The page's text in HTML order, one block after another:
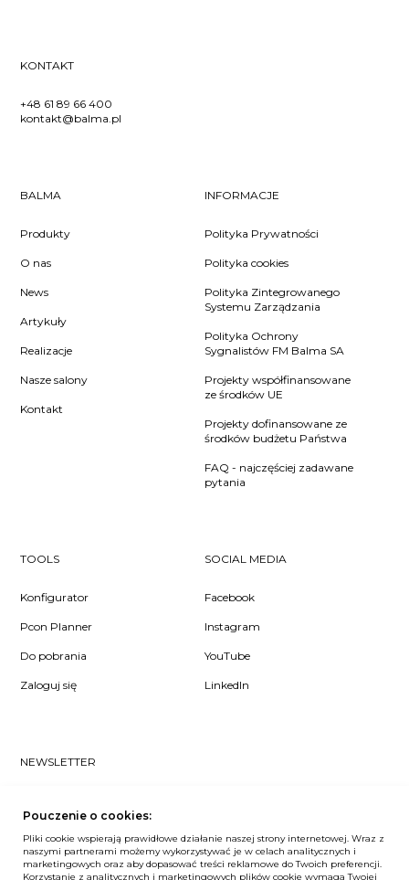
KONTAKT
+48 61 89 66 400
kontakt@balma.pl
BALMA
Produkty
O nas
News
Artykuły
Realizacje
Nasze salony
Kontakt
INFORMACJE
Polityka Prywatności
Polityka cookies
Polityka Zintegrowanego
Systemu Zarządzania
Polityka Ochrony
Sygnalistów FM Balma SA
Projekty współfinansowane
ze środków UE
Projekty dofinansowane ze
środków budżetu Państwa
FAQ - najczęściej zadawane
pytania
TOOLS
Konfigurator
Pcon Planner
Do pobrania
Zaloguj się
SOCIAL MEDIA
Facebook
Instagram
YouTube
LinkedIn
NEWSLETTER
się do naszego #nospam newslettera!
ZAPISZ MNIE
Pouczenie o cookies:
Pliki cookie wspierają prawidłowe działanie naszej strony internetowej. Wraz z
naszymi partnerami możemy wykorzystywać je w celach analitycznych i
marketingowych oraz aby dopasować treści reklamowe do Twoich preferencji.
Korzystanie z analitycznych i marketingowych plików cookie wymaga Twojej